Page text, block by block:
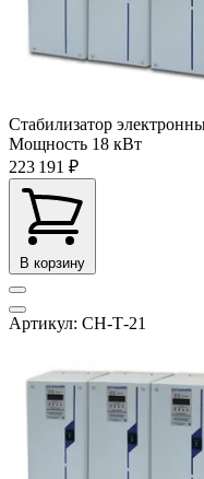
Стабилизатор
Мощность 18 кВт
223 191 ₽
В корзину
Артикул: СН-Т-21